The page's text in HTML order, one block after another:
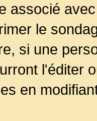
associé
le
si une
l'éditer
en